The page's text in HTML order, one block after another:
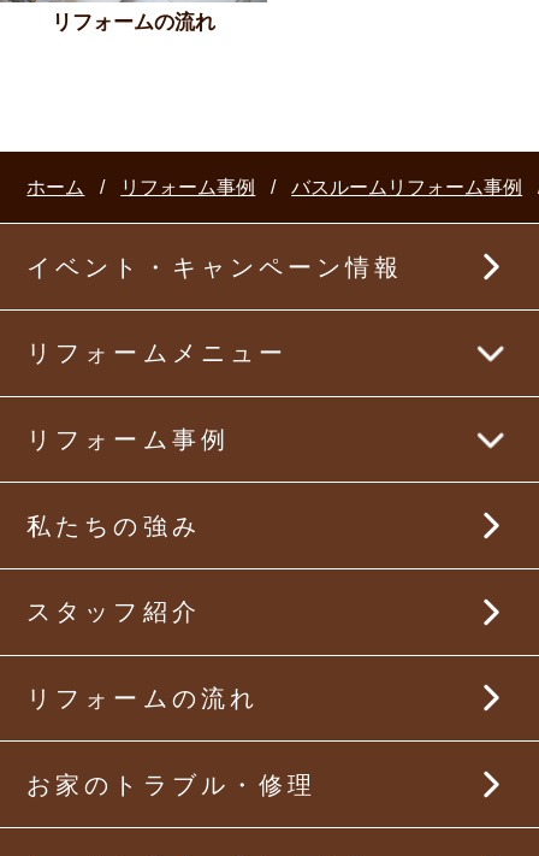
リフォームの流れ
ホーム リフォーム事例 バスルームリフォーム事例
イベント・キャンペーン情報
リフォームメニュー
まるごとリフォーム
洗面所リフォーム
トイレリフォーム
リフォーム事例
まるごとリフォーム事例
洗面所リフォーム事例
トイレリフォーム事例
私たちの強み
スタッフ紹介
リフォームの流れ
お家のトラブル・修理